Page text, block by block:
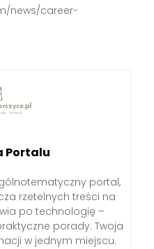
news/career-
Portalu
portal,
rzetelnych treści na
po technologię –
porady. Twoja
w jednym miejscu.